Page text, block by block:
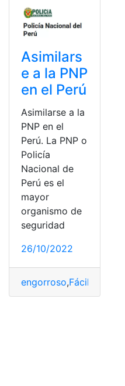
Asimilars
e a la PNP
en el Perú
Asimilarse a la
PNP en el
Perú. La PNP o
Policía
Nacional de
Perú es el
mayor
organismo de
seguridad
26/10/2022
engorroso,Fácil